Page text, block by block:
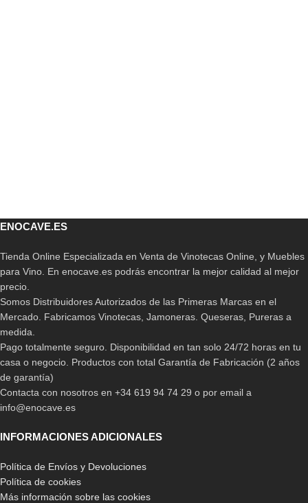
ENOCAVE.ES
Tienda Online Especializada en Venta de Vinotecas Online, y Muebles
para Vino. En enocave.es podrás encontrar la mejor calidad al mejor
precio.
Somos Distribuidores Autorizados de las Primeras Marcas en el
Mercado. Fabricamos Vinotecas, Jamoneras. Queseras, Pureras a
medida.
Pago totalmente seguro. Disponibilidad en tan solo 24/72 horas en tu
casa o negocio. Productos con total Garantía de Fabricación (2 años
de garantía)
Contacta con nosotros en +34 619 94 74 29 o por email a
info@enocave.es
INFORMACIONES ADICIONALES
Política de Envíos y Devoluciones
Política de cookies
Más información sobre las cookies